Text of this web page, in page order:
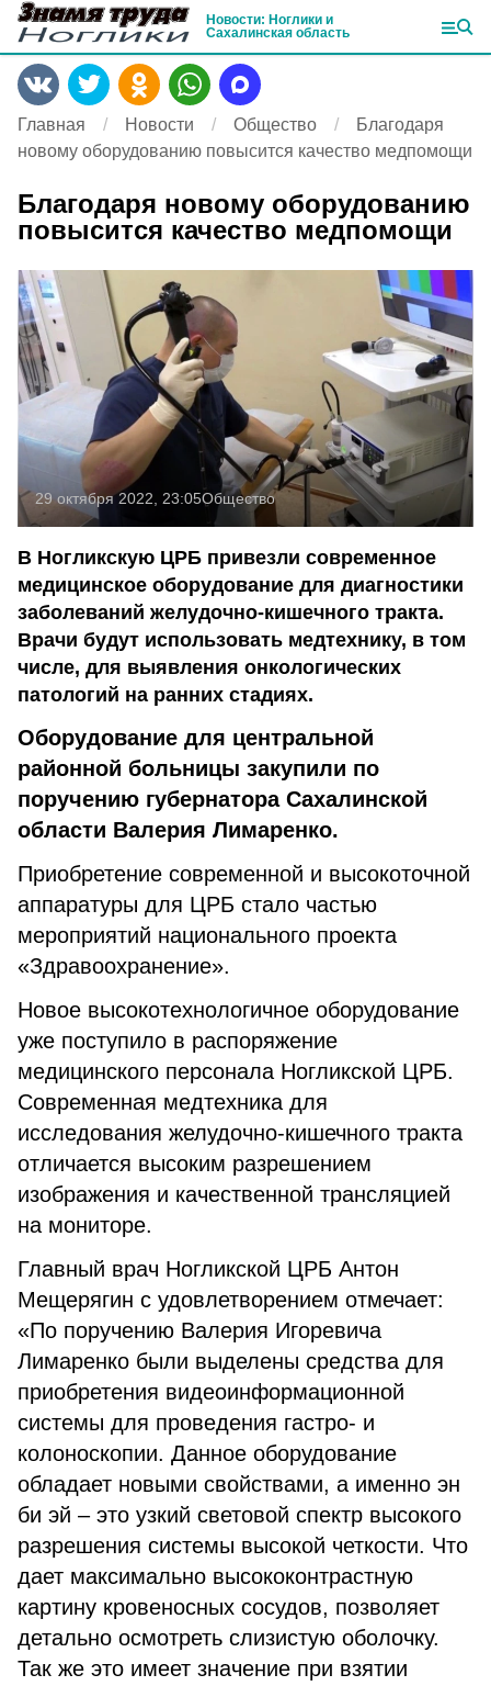
Новости: Ноглики и
Сахалинская область
Главная Новости Общество
Благодаря
новому оборудованию повысится качество медпомощи
Благодаря новому оборудованию
повысится качество медпомощи
29 октября 2022, 23:05Общество
В Ногликскую ЦРБ привезли современное
медицинское оборудование для диагностики
заболеваний желудочно-кишечного тракта.
Врачи будут использовать медтехнику, в том
числе, для выявления онкологических
патологий на ранних стадиях.
Оборудование для центральной
районной больницы закупили по
поручению губернатора Сахалинской
области Валерия Лимаренко.
Приобретение современной и высокоточной
аппаратуры для ЦРБ стало частью
мероприятий национального проекта
«Здравоохранение».
Новое высокотехнологичное оборудование
уже поступило в распоряжение
медицинского персонала Ногликской ЦРБ.
Современная медтехника для
исследования желудочно-кишечного тракта
отличается высоким разрешением
изображения и качественной трансляцией
на мониторе.
Главный врач Ногликской ЦРБ Антон
Мещерягин с удовлетворением отмечает:
«По поручению Валерия Игоревича
Лимаренко были выделены средства для
приобретения видеоинформационной
системы для проведения гастро- и
колоноскопии. Данное оборудование
обладает новыми свойствами, а именно эн
би эй – это узкий световой спектр высокого
разрешения системы высокой четкости. Что
дает максимально высококонтрастную
картину кровеносных сосудов, позволяет
детально осмотреть слизистую оболочку.
Так же это имеет значение при взятии